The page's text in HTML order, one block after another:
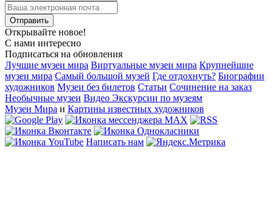
Открывайте новое!
С нами интересно
Подписаться на обновления
Лучшие музеи мира Виртуальные музеи мира Крупнейшие
музеи мира Самый большой музей Где отдохнуть? Биографии
художников Музеи без билетов Статьи Сочинение на заказ
Необычные музеи Видео Экскурсии по музеям
Музеи Мира и Картины известных художников
Написать нам